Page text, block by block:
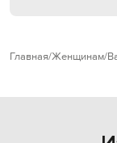
Главная Женщинам